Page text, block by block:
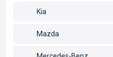
Kia
Mazda